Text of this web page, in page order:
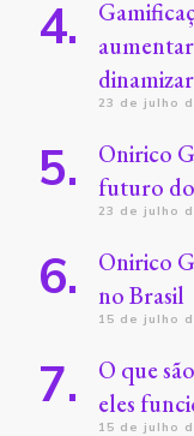
23 de julho
Onirico
futuro
23 de julho
Onirico
no Brasil
15 de julho
O que
eles
15 de julho